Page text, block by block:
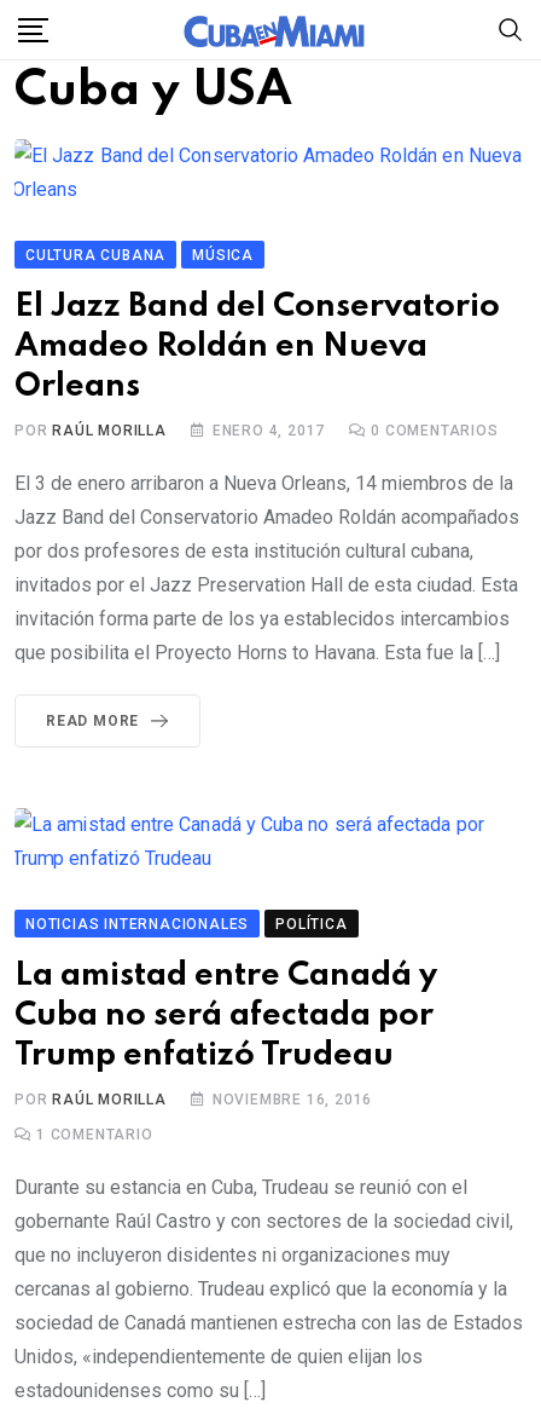
Skip
content
Cuba y USA
CULTURA CUBANA MÚSICA
El Jazz Band del Conservatorio
Amadeo Roldán en Nueva
Orleans
POR RAÚL MORILLA ENERO 4, 2017 0 COMENTARIOS
El 3 de enero arribaron a Nueva Orleans, 14 miembros de la
Jazz Band del Conservatorio Amadeo Roldán acompañados
por dos profesores de esta institución cultural cubana,
invitados por el Jazz Preservation Hall de esta ciudad. Esta
invitación forma parte de los ya establecidos intercambios
que posibilita el Proyecto Horns to Havana. Esta fue la […]
READ MORE
NOTICIAS INTERNACIONALES POLÍTICA
La amistad entre Canadá y
Cuba no será afectada por
Trump enfatizó Trudeau
POR RAÚL MORILLA NOVIEMBRE 16, 2016
1 COMENTARIO
Durante su estancia en Cuba, Trudeau se reunió con el
gobernante Raúl Castro y con sectores de la sociedad civil,
que no incluyeron disidentes ni organizaciones muy
cercanas al gobierno. Trudeau explicó que la economía y la
sociedad de Canadá mantienen estrecha con las de Estados
Unidos, «independientemente de quien elijan los
estadounidenses como su […]